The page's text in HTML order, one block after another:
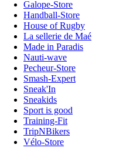
Galope-Store
Handball-Store
House of Rugby
La sellerie de Maé
Made in Paradis
Nauti-wave
Pecheur-Store
Smash-Expert
Sneak'In
Sneakids
Sport is good
Training-Fit
TripNBikers
Vélo-Store